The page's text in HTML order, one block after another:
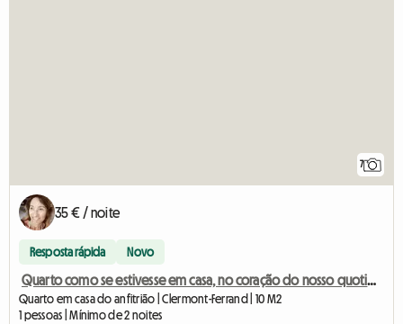
7
35 € / noite
Resposta rápida Novo
Quarto como se estivesse em casa, no coração do nosso quotidiano 🏡🤝🌿
Quarto em casa do anfitrião | Clermont-Ferrand | 10 M2
1 pessoas | Mínimo de 2 noites